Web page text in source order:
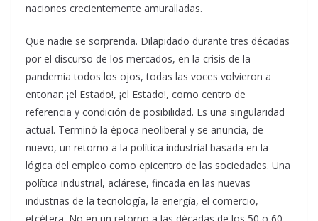
naciones crecientemente amuralladas.
Que nadie se sorprenda. Dilapidado durante tres décadas
por el discurso de los mercados, en la crisis de la
pandemia todos los ojos, todas las voces volvieron a
entonar: ¡el Estado!, ¡el Estado!, como centro de
referencia y condición de posibilidad. Es una singularidad
actual. Terminó la época neoliberal y se anuncia, de
nuevo, un retorno a la política industrial basada en la
lógica del empleo como epicentro de las sociedades. Una
política industrial, aclárese, fincada en las nuevas
industrias de la tecnología, la energía, el comercio,